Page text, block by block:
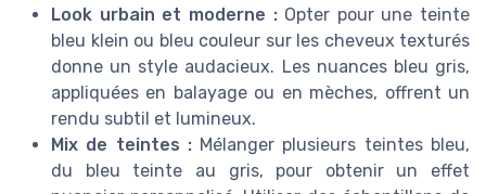
Look urbain et moderne :Opter pour une teinte
bleu klein ou bleu couleur sur les cheveux texturés
donne un style audacieux. Les nuances bleu gris,
appliquées en balayage ou en mèches, offrent un
rendu subtil et lumineux.
Mix de teintes :Mélanger plusieurs teintes bleu,
du bleu teinte au gris, pour obtenir un effet